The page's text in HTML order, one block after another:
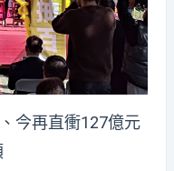
今再直衝127億元